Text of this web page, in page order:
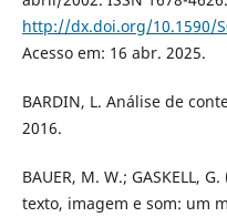
http://dx.doi.org/10.1590/
Acesso em: 16 abr. 2025.
BARDIN, L. Análise de
2016.
BAUER, M. W.; GASKELL,
texto, imagem e som: um